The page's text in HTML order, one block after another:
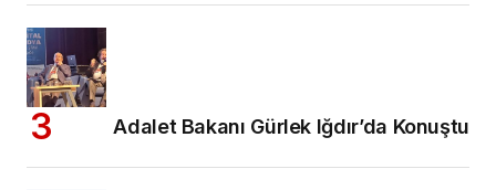
Adalet Bakanı Gürlek Iğdır’da Konuştu